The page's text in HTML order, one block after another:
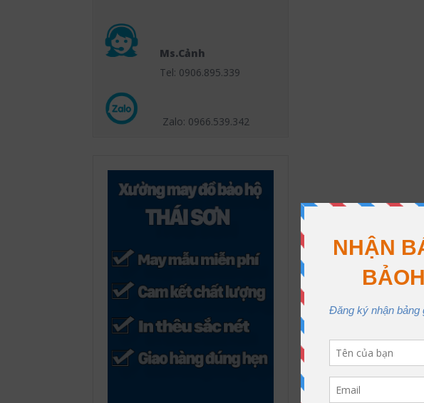
Ms.Cảnh
Tel: 0906.895.339
Zalo: 0966.539.342